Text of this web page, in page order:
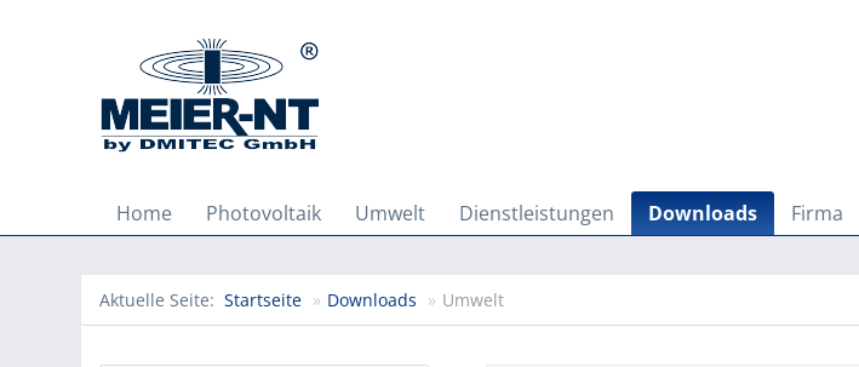
Home Photovoltaik Umwelt Dienstleistungen Downloads Firma
Aktuelle Seite: Startseite » Downloads » Umwelt